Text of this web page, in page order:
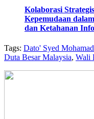
Kolaborasi
Kepemudaan
dan Ketahanan
Tags: Dato' Syed
Duta Besar Malaysia, Wali